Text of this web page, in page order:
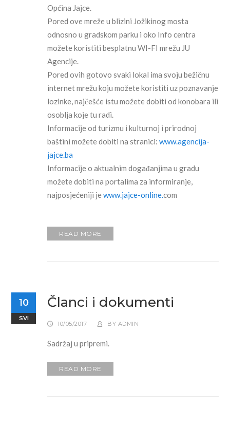
Općina Jajce.
Pored ove mreže u blizini Jožikinog mosta
odnosno u gradskom parku i oko Info centra
možete koristiti besplatnu WI-FI mrežu JU
Agencije.
Pored ovih gotovo svaki lokal ima svoju bežičnu
internet mrežu koju možete koristiti uz poznavanje
lozinke, najčešće istu možete dobiti od konobara ili
osoblja koje tu radi.
Informacije od turizmu i kulturnoj i prirodnoj
baštini možete dobiti na stranici:www.agencija-
jajce.ba
Informacije o aktualnim događanjima u gradu
možete dobiti na portalima za informiranje,
najposjećeniji jewww.jajce-online.com
READ MORE
10
SVI
Članci i dokumenti
10/05/2017 BY ADMIN
Sadržaj u pripremi.
READ MORE